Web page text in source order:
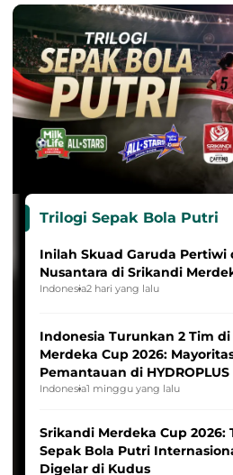
Trilogi Sepak Bola Putri
Inilah Skuad Garuda Pertiwi
Nusantara di Srikandi
Indonesia2 hari yang lalu
Indonesia Turunkan 2 Tim
Merdeka Cup 2026:
Pemantauan di HYDROPLUS
League
Indonesia1 minggu yang lalu
Srikandi Merdeka Cup 2026:
Sepak Bola Putri
Digelar di Kudus